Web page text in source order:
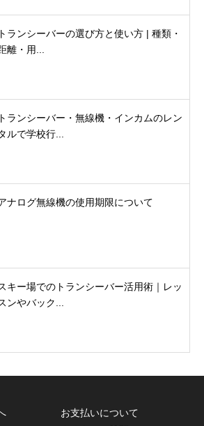
トランシーバーの選び方と使い方 | 種類・
離・用...
トランシーバー・無線機・インカムのレン
ルで学校行...
ナログ無線機の使用期限について
キー場でのトランシーバー活用術｜レッ
ンやバック...
お支払いについて